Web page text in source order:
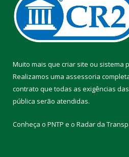
Muito mais que criar site ou sistema
Realizamos uma assessoria
contrato que todas as exigências das
pública serão atendidas.
Conheça o PNTP e o Radar da